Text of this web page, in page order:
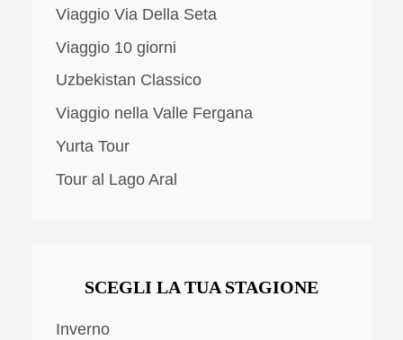
Viaggio Via Della Seta
Viaggio 10 giorni
Uzbekistan Classico
Viaggio nella Valle Fergana
Yurta Tour
Tour al Lago Aral
SCEGLI LA TUA STAGIONE
Inverno